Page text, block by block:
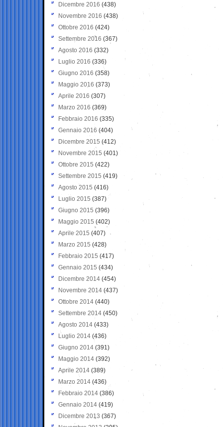
Dicembre 2016 (438)
Novembre 2016 (438)
Ottobre 2016 (424)
Settembre 2016 (367)
Agosto 2016 (332)
Luglio 2016 (336)
Giugno 2016 (358)
Maggio 2016 (373)
Aprile 2016 (307)
Marzo 2016 (369)
Febbraio 2016 (335)
Gennaio 2016 (404)
Dicembre 2015 (412)
Novembre 2015 (401)
Ottobre 2015 (422)
Settembre 2015 (419)
Agosto 2015 (416)
Luglio 2015 (387)
Giugno 2015 (396)
Maggio 2015 (402)
Aprile 2015 (407)
Marzo 2015 (428)
Febbraio 2015 (417)
Gennaio 2015 (434)
Dicembre 2014 (454)
Novembre 2014 (437)
Ottobre 2014 (440)
Settembre 2014 (450)
Agosto 2014 (433)
Luglio 2014 (436)
Giugno 2014 (391)
Maggio 2014 (392)
Aprile 2014 (389)
Marzo 2014 (436)
Febbraio 2014 (386)
Gennaio 2014 (419)
Dicembre 2013 (367)